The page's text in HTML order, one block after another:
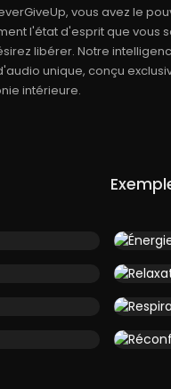
vous avez le
l'état d'esprit que vous
libérer. Notre
unique, conçu
intérieure.